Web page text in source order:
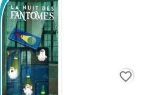
favorite_border